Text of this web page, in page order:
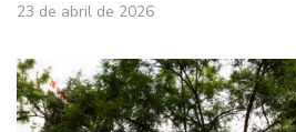
23 de abril de 2026